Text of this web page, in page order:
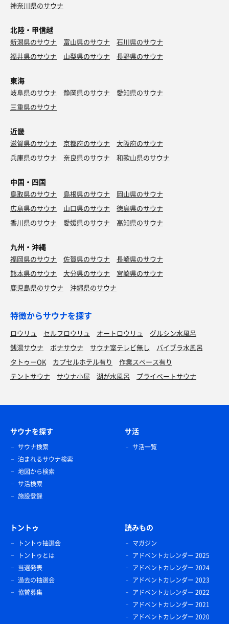
神奈川県のサウナ
北陸・甲信越
新潟県のサウナ 富山県のサウナ
石川県のサウナ
福井県のサウナ
山梨県のサウナ 長野県のサウナ
東海
岐阜県のサウナ 静岡県のサウナ
愛知県のサウナ
三重県のサウナ
近畿
滋賀県のサウナ 京都府のサウナ
大阪府のサウナ
兵庫県のサウナ
奈良県のサウナ 和歌山県のサウナ
中国・四国
鳥取県のサウナ 島根県のサウナ
岡山県のサウナ
広島県のサウナ
山口県のサウナ
徳島県のサウナ
香川県のサウナ
愛媛県のサウナ 高知県のサウナ
九州・沖縄
福岡県のサウナ 佐賀県のサウナ
長崎県のサウナ
熊本県のサウナ
大分県のサウナ
宮崎県のサウナ
鹿児島県のサウナ
沖縄県のサウナ
特徴からサウナを探す
ロウリュ セルフロウリュ オートロウリュ
グルシン水風呂
銭湯サウナ
ボナサウナ サウナ室テレビ無し
バイブラ水風呂
タトゥーOK
カプセルホテル有り
作業スペース有り
テントサウナ
サウナ小屋 湖が水風呂 プライベートサウナ
サウナを探す
サウナ検索
泊まれるサウナ検索
地図から検索
サ活検索
施設登録
サ活
サ活一覧
トントゥ
トントゥ抽選会
トントゥとは
当選発表
過去の抽選会
協賛募集
読みもの
マガジン
アドベントカレンダー 2025
アドベントカレンダー 2024
アドベントカレンダー 2023
アドベントカレンダー 2022
アドベントカレンダー 2021
アドベントカレンダー 2020